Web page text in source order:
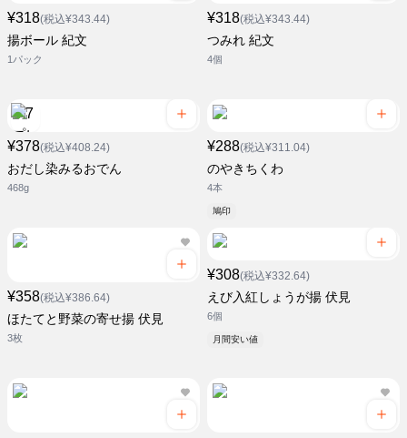
¥318(税込¥343.44)
揚ボール 紀文
1パック
¥318(税込¥343.44)
つみれ 紀文
4個
¥378(税込¥408.24)
おだし染みるおでん
468g
¥288(税込¥311.04)
のやきちくわ
4本
鳩印
¥358(税込¥386.64)
ほたてと野菜の寄せ揚 伏見
3枚
¥308(税込¥332.64)
えび入紅しょうが揚 伏見
6個
月間安い値